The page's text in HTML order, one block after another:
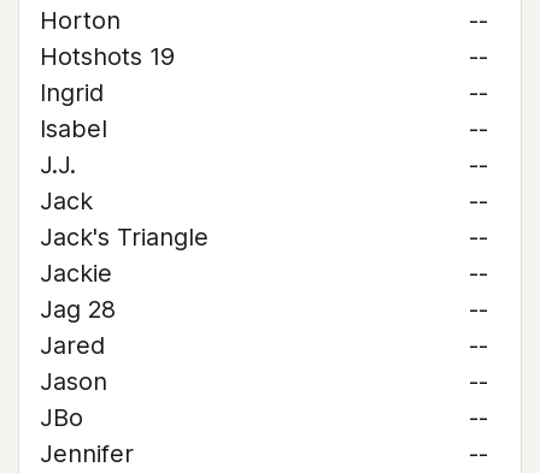
Horton
--
Hotshots 19
--
Ingrid
--
Isabel
--
J.J.
--
Jack
--
Jack's Triangle
--
Jackie
--
Jag 28
--
Jared
--
Jason
--
JBo
--
Jennifer
--